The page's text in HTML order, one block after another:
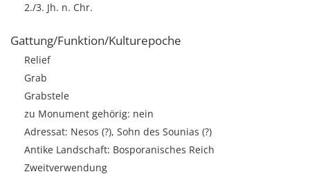
2./3. Jh. n. Chr.
Gattung/Funktion/Kulturepoche
Relief
Grab
Grabstele
zu Monument gehörig: nein
Adressat: Nesos (?), Sohn des Sounias (?)
Antike Landschaft: Bosporanisches Reich
Zweitverwendung